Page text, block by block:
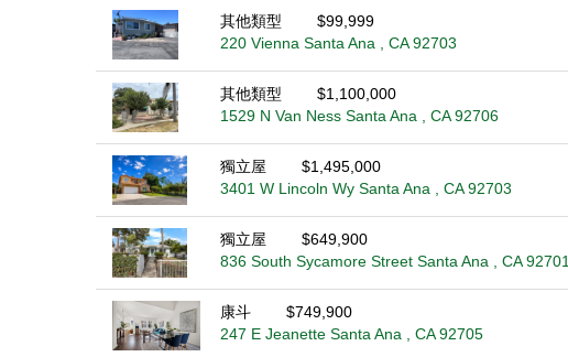
其他類型
$99,999
220 Vienna Santa Ana , CA 92703
其他類型
$1,100,000
1529 N Van Ness Santa Ana , CA 92706
獨立屋
$1,495,000
3401 W Lincoln Wy Santa Ana , CA 92703
獨立屋
$649,900
836 South Sycamore Street Santa Ana , CA 92701
康斗
$749,900
247 E Jeanette Santa Ana , CA 92705